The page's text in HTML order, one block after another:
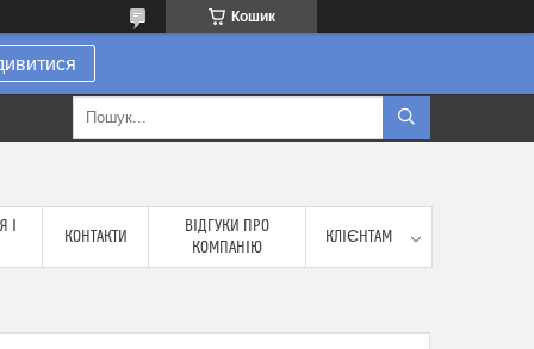
Кошик
КОНТАКТИ
ВІДГУКИ ПРО
КОМПАНІЮ
КЛІЄНТАМ